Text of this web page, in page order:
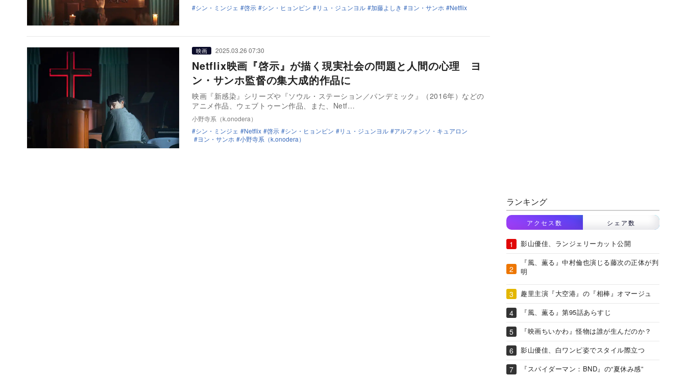
シン・ミンジェ
啓示 シン・ヒョンビン リュ・ジュンヨル 加藤よしき ヨン・サンホ Netflix
映画 2025.03.26 07:30
Netflix映画『啓示』が描く現実社会の問題と人間の心理 ヨ
ン・サンホ監督の集大成的作品に
映画『新感染』シリーズや『ソウル・ステーション／パンデミック』（2016年）などの
アニメ作品、ウェブトゥーン作品、また、Netf…
小野寺系（k.onodera）
シン・ミンジェ
Netflix 啓示 シン・ヒョンビン リュ・ジュンヨル
アルフォンソ・キュアロン
ヨン・サンホ
小野寺系（k.onodera）
ランキング
アクセス数 シェア数
影山優佳、ランジェリーカット公開
『風、薫る』中村倫也演じる藤次の正体が判
明
趣里主演『大空港』の『相棒』オマージュ
『風、薫る』第95話あらすじ
『映画ちいかわ』怪物は誰が生んだのか？
影山優佳、白ワンピ姿でスタイル際立つ
『スパイダーマン：BND』の“夏休み感”